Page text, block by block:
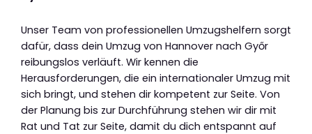
Unser Team von professionellen Umzugshelfern sorgt
dafür, dass dein Umzug von Hannover nach Győr
reibungslos verläuft. Wir kennen die
Herausforderungen, die ein internationaler Umzug mit
sich bringt, und stehen dir kompetent zur Seite. Von
der Planung bis zur Durchführung stehen wir dir mit
Rat und Tat zur Seite, damit du dich entspannt auf